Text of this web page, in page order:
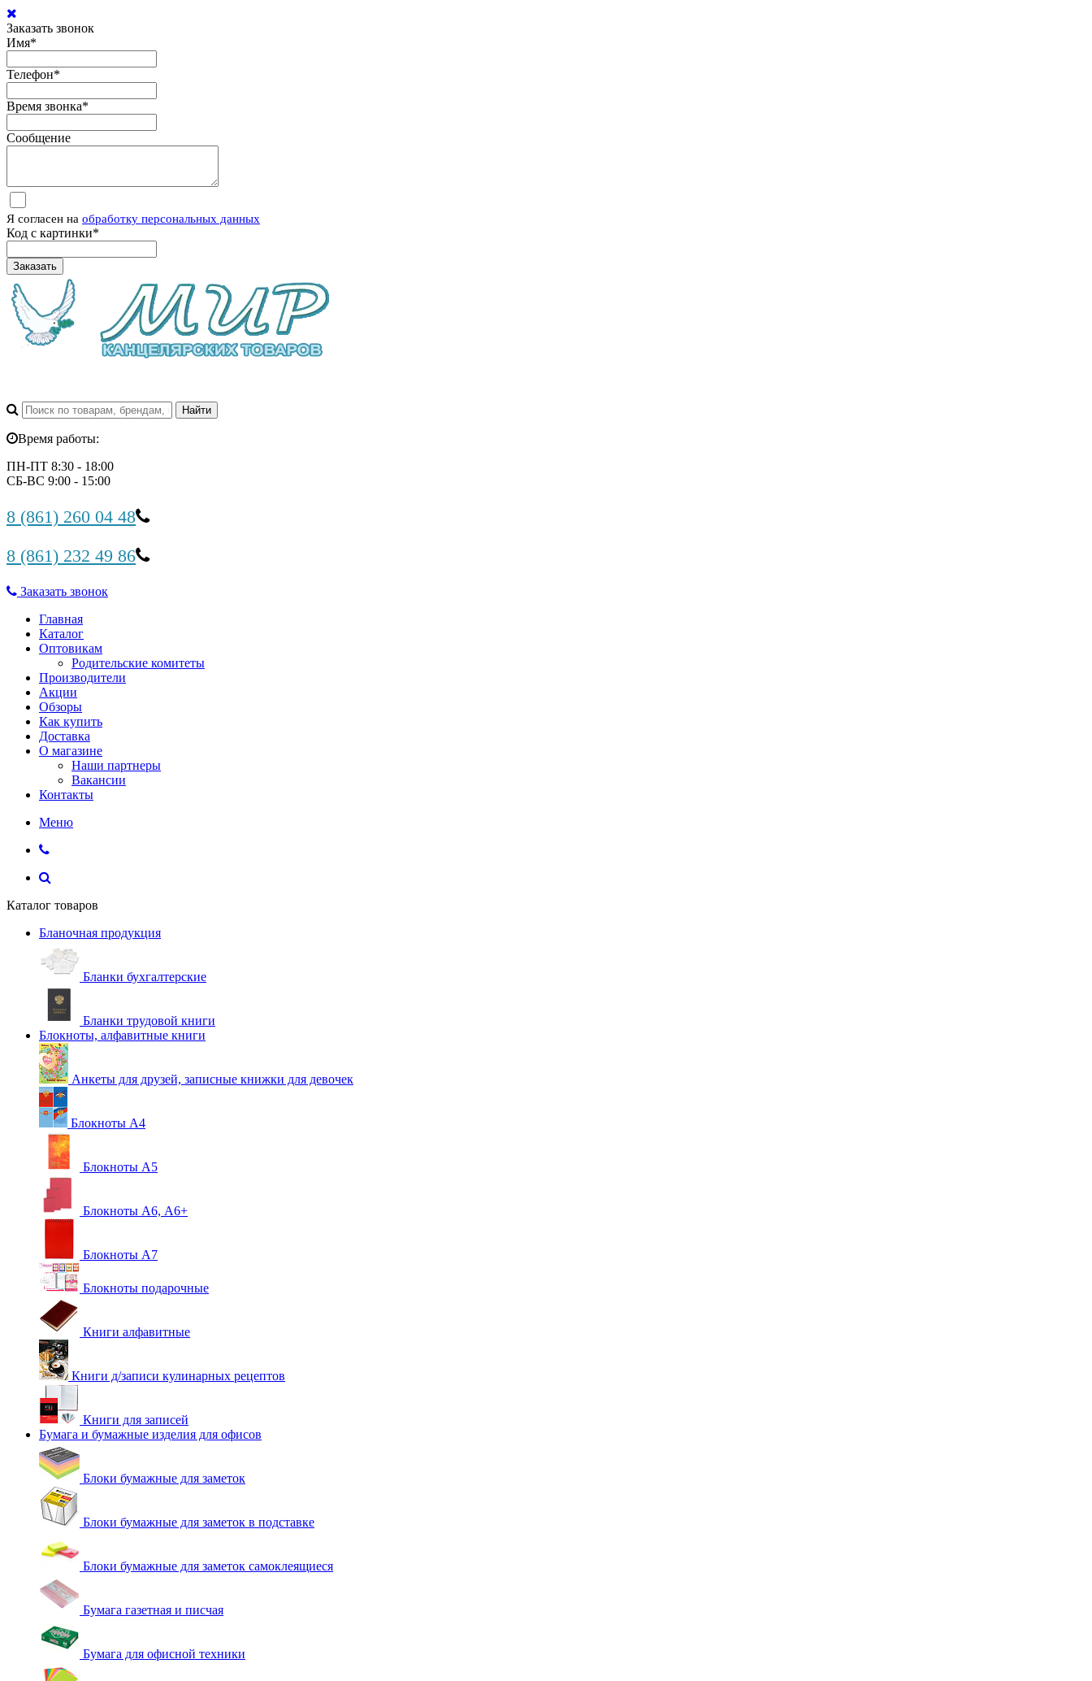
Заказать звонок
Имя*
Телефон*
Время звонка*
Сообщение
Я согласен на обработку персональных данных
Код с картинки*
Заказать
Время работы:
ПН-ПТ 8:30 - 18:00
СБ-ВС 9:00 - 15:00
8 (861) 260 04 48
8 (861) 232 49 86
Заказать звонок
Главная
Каталог
Оптовикам
Родительские комитеты
Производители
Акции
Обзоры
Как купить
Доставка
О магазине
Наши партнеры
Вакансии
Контакты
Меню
Каталог товаров
Бланочная продукция
Бланки бухгалтерские
Бланки трудовой книги
Блокноты, алфавитные книги
Анкеты для друзей, записные книжки для девочек
Блокноты А4
Блокноты А5
Блокноты А6, А6+
Блокноты А7
Блокноты подарочные
Книги алфавитные
Книги д/записи кулинарных рецептов
Книги для записей
Бумага и бумажные изделия для офисов
Блоки бумажные для заметок
Блоки бумажные для заметок в подставке
Блоки бумажные для заметок самоклеящиеся
Бумага газетная и писчая
Бумага для офисной техники